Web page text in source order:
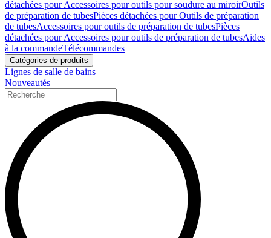
détachées pour Accessoires pour outils pour soudure au miroirOutils
de préparation de tubesPièces détachées pour Outils de préparation
de tubesAccessoires pour outils de préparation de tubesPièces
détachées pour Accessoires pour outils de préparation de tubesAides
à la commandeTélécommandes
Catégories de produits
Lignes de salle de bains
Nouveautés